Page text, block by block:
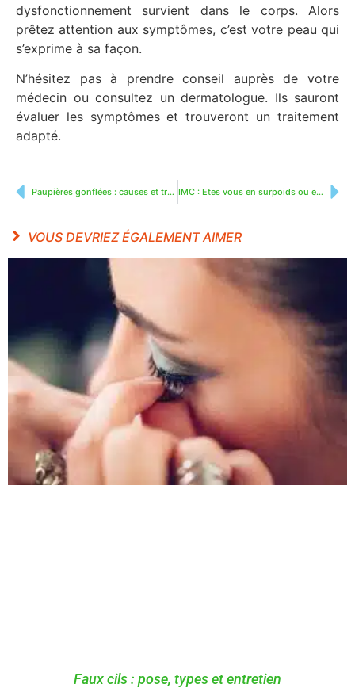
dysfonctionnement survient dans le corps. Alors
prêtez attention aux symptômes, c’est votre peau qui
s’exprime à sa façon.
N’hésitez pas à prendre conseil auprès de votre
médecin ou consultez un dermatologue. Ils sauront
évaluer les symptômes et trouveront un traitement
adapté.
Paupières gonflées : causes et traitements naturels IMC : Etes vous en surpoids ou en obésité ?
VOUS DEVRIEZ ÉGALEMENT AIMER
Faux cils : pose, types et entretien